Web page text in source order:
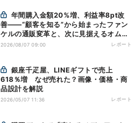
善——“顧客を知る”から始まったファン
ケルの通販変革と、次に見据えるオムニ
チャネル
2026/08/07 09:00 レポート
618％増 なぜ売れた？画像・価格・商
品設計を解説
2026/05/07 11:36 レポート